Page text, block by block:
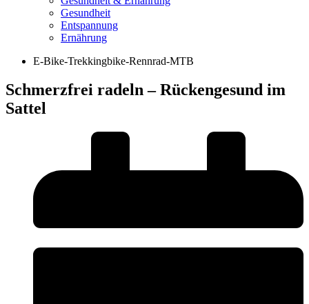
Gesundheit
Entspannung
Ernährung
E-Bike-Trekkingbike-Rennrad-MTB
Schmerzfrei radeln – Rückengesund im
Sattel